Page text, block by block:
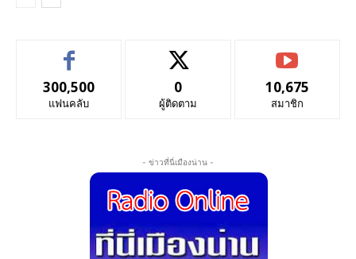
300,500
แฟนคลับ
0
ผู้ติดตาม
10,675
สมาชิก
- ข่าวที่นี่เมืองน่าน -